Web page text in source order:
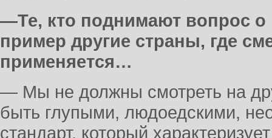
—Те, кто поднимают вопрос о
пример другие страны, где
применяется…
— Мы не должны смотреть на
быть глупыми, людоедскими,
стандарт, который